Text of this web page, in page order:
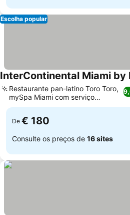
Escolha popular
InterContinental Miami by
Restaurante pan-latino Toro Toro,
mySpa Miami com serviço
completo
De € 180
Consulte os preços de 16 sites